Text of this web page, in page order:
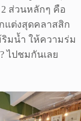
2 ส่วนหลักๆ คือ
แต่งสุดคลาสสิก
มน้ำ ให้ความร่ม
ไปชมกันเลย